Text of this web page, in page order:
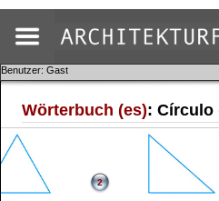
Benutzer: Gast
Wörterbuch (es): Círculo
2